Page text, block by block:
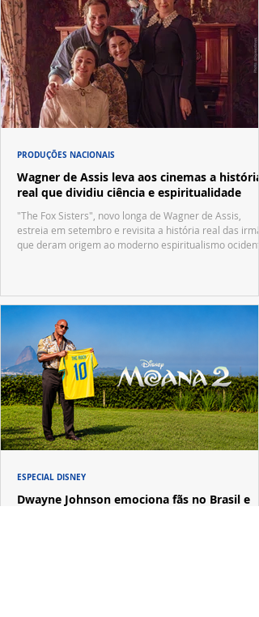
Wagner de Assis leva aos cinemas a história
real que dividiu ciência e espiritualidade
"The Fox Sisters", novo longa de Wagner de Assis,
estreia em setembro e revisita a história real das
que deram origem ao moderno espiritualismo
PRODUÇÕES NACIONAIS
Dwayne Johnson emociona fãs no Brasil e
ESPECIAL DISNEY